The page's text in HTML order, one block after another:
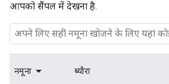
आपको सैंपल में देखना है.
नमूना ब्यौरा